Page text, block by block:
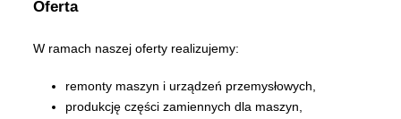
Oferta
W ramach naszej oferty realizujemy:
remonty maszyn i urządzeń przemysłowych,
produkcję części zamiennych dla maszyn,